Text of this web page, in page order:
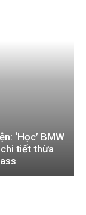
‘Học’ BMW
tiết thừa